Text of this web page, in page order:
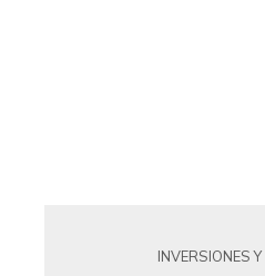
INVERSIONES